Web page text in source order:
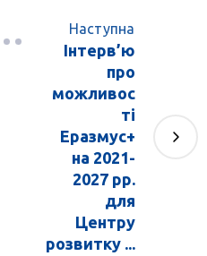
Наступна
Інтерв’ю
про
можливос
ті
Еразмус+
на 2021-
2027 рр.
для
Центру
розвитку ...